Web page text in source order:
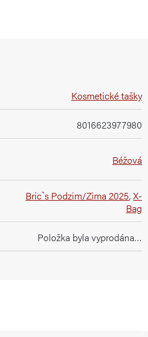
Kosmetické tašky
8016623977980
Béžová
Bric`s Podzim/Zima 2025,X-
Bag
Položka byla vyprodána…